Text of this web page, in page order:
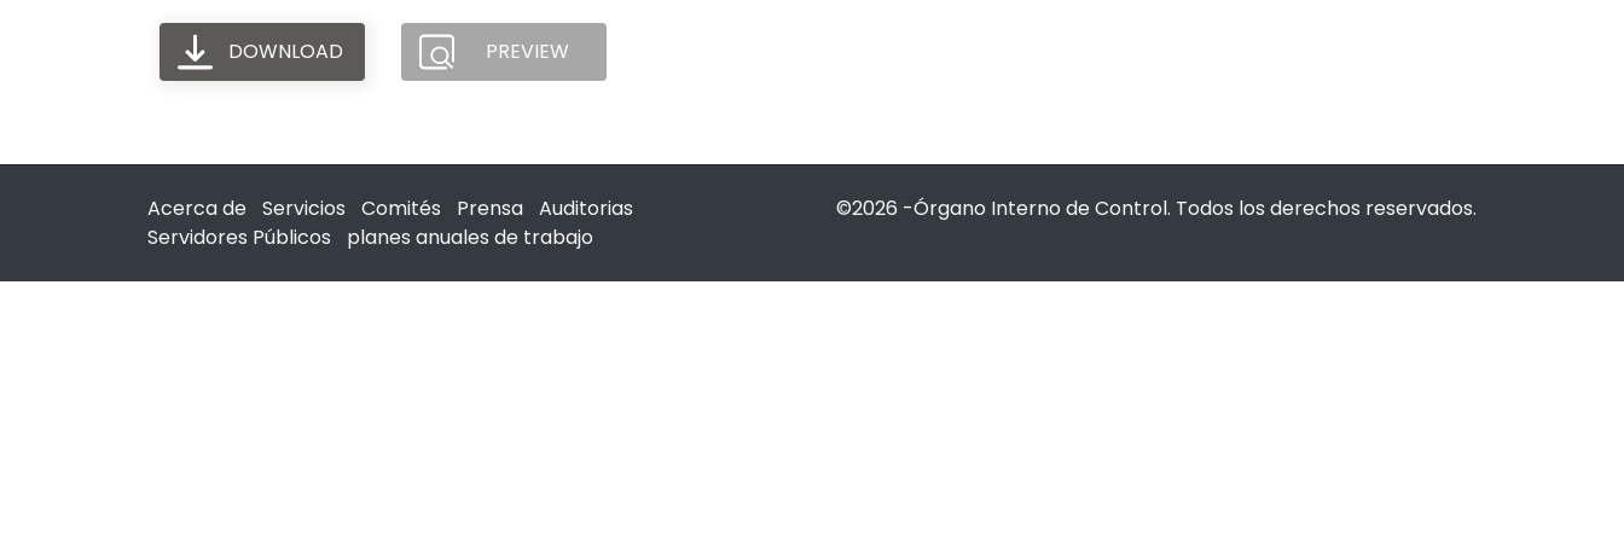
DOWNLOAD PREVIEW
Acerca de Servicios Comités Prensa Auditorias
Servidores Públicos
planes anuales de trabajo
©2026 -Órgano Interno de Control. Todos los derechos reservados.